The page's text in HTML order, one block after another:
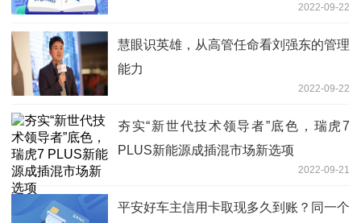
2022-09-22
慧眼识英雄，从高管任命看刘强东的管理
能力
2022-09-22
夯实“新世代技术领导者”底色，瑞虎7
PLUS新能源成插混市场新选项
2022-09-21
平安好车主信用卡取现多久到账？同一个